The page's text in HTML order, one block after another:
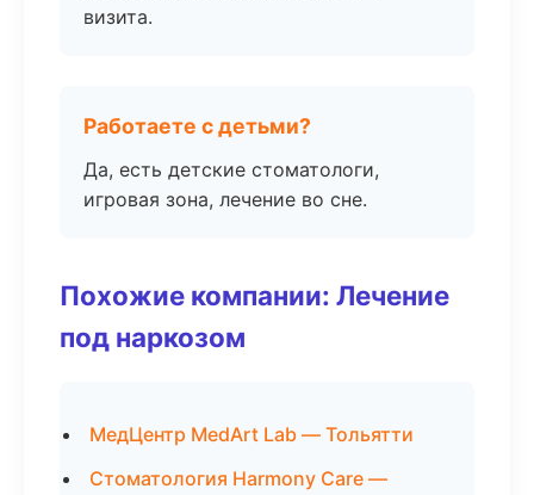
визита.
Работаете с детьми?
Да, есть детские стоматологи,
игровая зона, лечение во сне.
Похожие компании: Лечение
под наркозом
МедЦентр MedArt Lab — Тольятти
Стоматология Harmony Care —